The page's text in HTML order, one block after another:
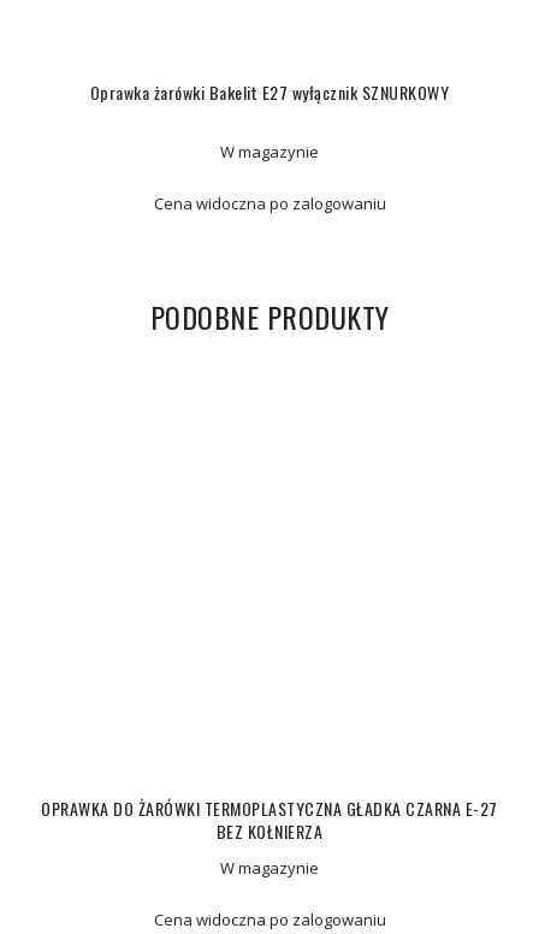
Oprawka żarówki Bakelit E27 wyłącznik SZNURKOWY
W magazynie
Cena widoczna po zalogowaniu
PODOBNE PRODUKTY
OPRAWKA DO ŻARÓWKI TERMOPLASTYCZNA GŁADKA CZARNA E-27
BEZ KOŁNIERZA
W magazynie
Cena widoczna po zalogowaniu